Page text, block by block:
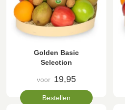
Golden Basic
Selection
voor 19,95
Bestellen